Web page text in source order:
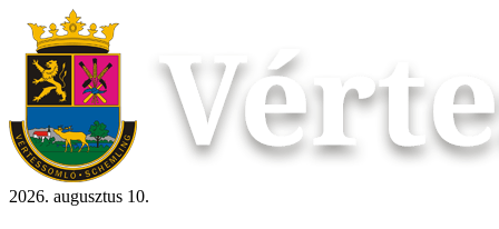
2026. augusztus 10.